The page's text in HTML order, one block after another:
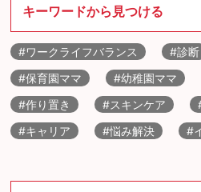
キーワードから見つける
#ワークライフバランス #診断
#保育園ママ
#幼稚園ママ
#作り置き
#スキンケア
#キャリア
#悩み解決 #